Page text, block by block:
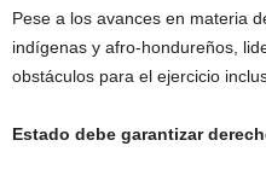
Pese a los avances en materia
indígenas y afro-hondureños,
obstáculos para el ejercicio
Estado debe garantizar